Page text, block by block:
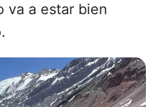
va a estar bien